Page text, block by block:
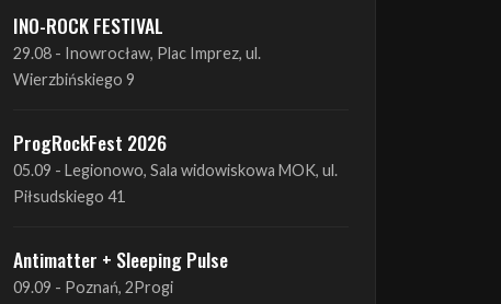
ProgRockFest 2026
05.09 - Legionowo, Sala widowiskowa MOK, ul.
Antimatter + Sleeping Pulse
09.09 - Poznań, 2Progi
Amelia Tokarska - Celtic Tales Quartet
10.09 - Rybnik, Teatr Ziemi Rybnickiej